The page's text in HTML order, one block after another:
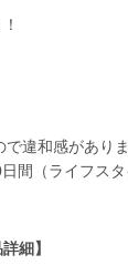
！
違和感がありま
間（ライフス
詳細】